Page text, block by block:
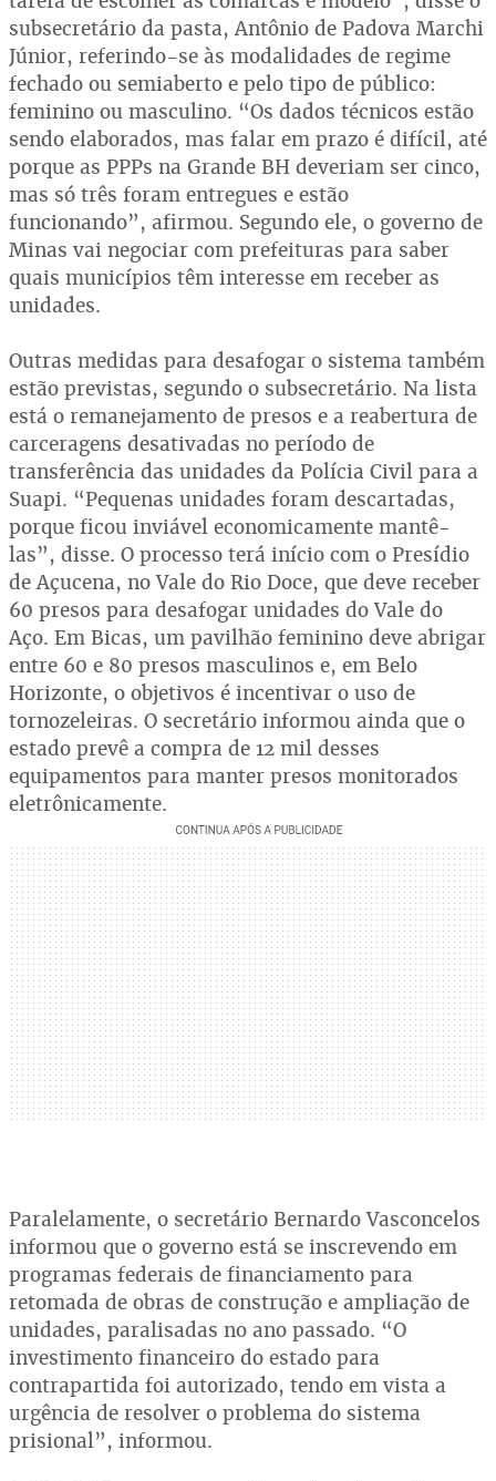
subsecretário da pasta, Antônio de Padova Marchi
Júnior, referindo-se às modalidades de regime
fechado ou semiaberto e pelo tipo de público:
feminino ou masculino. “Os dados técnicos estão
sendo elaborados, mas falar em prazo é difícil, até
porque as PPPs na Grande BH deveriam ser cinco,
mas só três foram entregues e estão
funcionando”, afirmou. Segundo ele, o governo de
Minas vai negociar com prefeituras para saber
quais municípios têm interesse em receber as
unidades.
Outras medidas para desafogar o sistema também
estão previstas, segundo o subsecretário. Na lista
está o remanejamento de presos e a reabertura de
carceragens desativadas no período de
transferência das unidades da Polícia Civil para a
Suapi. “Pequenas unidades foram descartadas,
porque ficou inviável economicamente mantê-
las”, disse. O processo terá início com o Presídio
de Açucena, no Vale do Rio Doce, que deve receber
60 presos para desafogar unidades do Vale do
Aço. Em Bicas, um pavilhão feminino deve abrigar
entre 60 e 80 presos masculinos e, em Belo
Horizonte, o objetivos é incentivar o uso de
tornozeleiras. O secretário informou ainda que o
estado prevê a compra de 12 mil desses
equipamentos para manter presos monitorados
eletrônicamente.
Paralelamente, o secretário Bernardo Vasconcelos
informou que o governo está se inscrevendo em
programas federais de financiamento para
retomada de obras de construção e ampliação de
unidades, paralisadas no ano passado. “O
investimento financeiro do estado para
contrapartida foi autorizado, tendo em vista a
urgência de resolver o problema do sistema
prisional”, informou.